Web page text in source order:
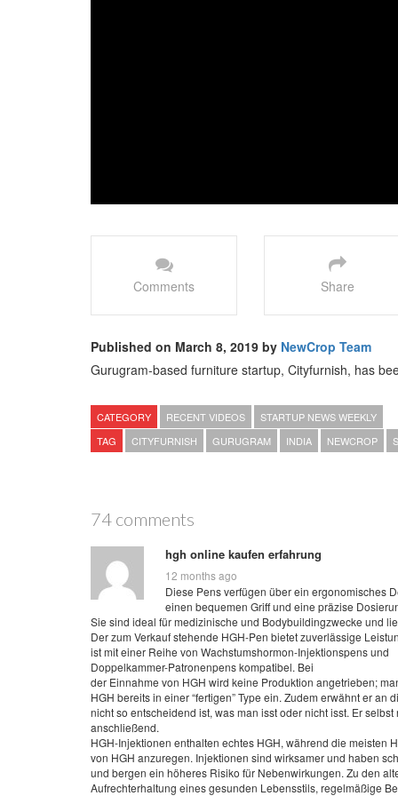
Comments Share
Published on March 8, 2019 by NewCrop Team
Gurugram-based furniture startup, Cityfurnish, has
CATEGORY RECENT VIDEOS
STARTUP NEWS WEEKLY
TAG
CITYFURNISH GURUGRAM INDIA NEWCROP
74 comments
hgh online kaufen erfahrung
12 months ago
Diese Pens verfügen über ein ergonomisches
einen bequemen Griff und eine präzise
Sie sind ideal für medizinische und Bodybuildingzwecke und
Der zum Verkauf stehende HGH-Pen bietet zuverlässige
ist mit einer Reihe von Wachstumshormon-Injektionspens und
Doppelkammer-Patronenpens kompatibel. Bei
der Einnahme von HGH wird keine Produktion angetrieben;
HGH bereits in einer “fertigen” Type ein. Zudem erwähnt er an
nicht so entscheidend ist, was man isst oder nicht isst. Er
anschließend.
HGH-Injektionen enthalten echtes HGH, während die meisten
von HGH anzuregen. Injektionen sind wirksamer und haben
und bergen ein höheres Risiko für Nebenwirkungen. Zu den
Aufrechterhaltung eines gesunden Lebensstils, regelmäßige